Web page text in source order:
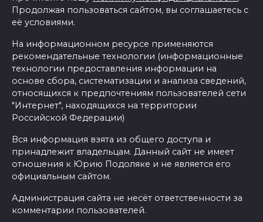
Продолжая пользоваться сайтом, вы соглашаетесь с
её условиями.
На информационном ресурсе применяются
рекомендательные технологии (информационные
технологии предоставления информации на
основе сбора, систематизации и анализа сведений,
относящихся к предпочтениям пользователей сети
"Интернет", находящихся на территории
Российской Федерации)
Вся информация взята из общего доступа и
принадлежит владельцам. Данный сайт не имеет
отношения к Юрию Подоляке и не является его
официальным сайтом.
Администрация сайта не несёт ответственности за
комментарии пользователей.